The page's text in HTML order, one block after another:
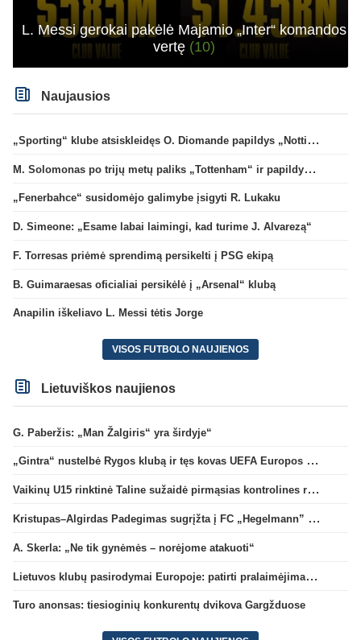
L. Messi gerokai pakėlė Majamio „Inter“ komandos
vertę (10)
Naujausios
„Sporting“ klube atsiskleidęs O. Diomande papildys „Nottingham“ gretas
M. Solomonas po trijų metų paliks „Tottenham“ ir papildys „West Ham“ klubą
„Fenerbahce“ susidomėjo galimybe įsigyti R. Lukaku
D. Simeone: „Esame labai laimingi, kad turime J. Alvarezą“
F. Torresas priėmė sprendimą persikelti į PSG ekipą
B. Guimaraesas oficialiai persikėlė į „Arsenal“ klubą
Anapilin iškeliavo L. Messi tėtis Jorge
VISOS FUTBOLO NAUJIENOS
Lietuviškos naujienos
G. Paberžis: „Man Žalgiris“ yra širdyje“
„Gintra“ nustelbė Rygos klubą ir tęs kovas UEFA Europos taurės atrankoje
Vaikinų U15 rinktinė Taline sužaidė pirmąsias kontrolines rungtynes
Kristupas–Algirdas Padegimas sugrįžta į FC „Hegelmann” B sudėtį
A. Skerla: „Ne tik gynėmės – norėjome atakuoti“
Lietuvos klubų pasirodymai Europoje: patirti pralaimėjimai Kroatijos atstovams
Turo anonsas: tiesioginių konkurentų dvikova Gargžduose